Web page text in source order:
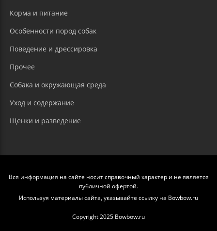
Корма и питание
Особенности пород собак
Поведение и дрессировка
Прочее
Собака и окружающая среда
Уход и содержание
Щенки и разведение
Вся информация на сайте носит справочный характер и не является
публичной офертой.
Используя материалы сайта, указывайте ссылку на Bowbow.ru
Copyright 2025 Bowbow.ru